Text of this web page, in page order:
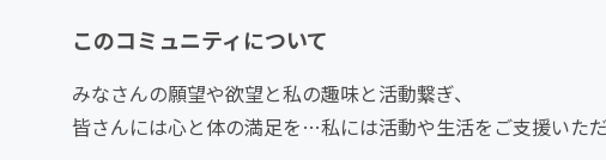
このコミュニティについて
みなさんの願望や欲望と私の趣味と活動繋ぎ、
皆さんには心と体の満足を…私には活動や生活をご支援いただ